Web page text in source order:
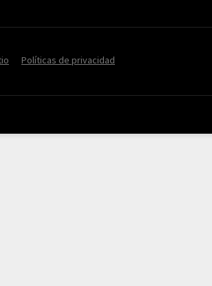
Políticas de privacidad